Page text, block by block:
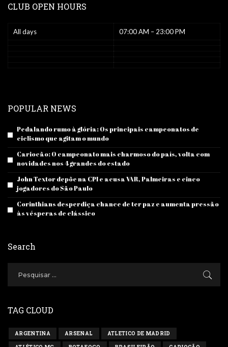
CLUB OPEN HOURS
All days 07:00 AM – 23:00 PM
POPULAR NEWS
Pedalando rumo à glória: Os principais campeonatos de
ciclismo que agitam o mundo
Cariocão: O campeonato mais charmoso do país, volta com
novidades nos 4 grandes do estado
John Textor depõe na CPI e acusa VAR, Palmeiras e cinco
jogadores do São Paulo
Corinthians desperdiça chance de ter paz e aumenta pressão
às vésperas de clássico
Search
TAG CLOUD
ARGENTINA ARSENAL ATLETICO DE MADRID